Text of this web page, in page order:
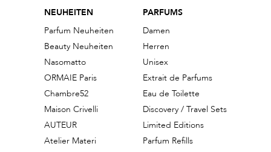
NEUHEITEN
Parfum Neuheiten
Beauty Neuheiten
Nasomatto
ORMAIE Paris
Chambre52
Maison Crivelli
AUTEUR
Atelier Materi
PARFUMS
Damen
Herren
Unisex
Extrait de Parfums
Eau de Toilette
Discovery / Travel Sets
Limited Editions
Parfum Refills